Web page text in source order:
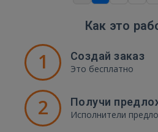
Как это
1 Создай заказ
Это бесплатно
2 Получи
Исполнители